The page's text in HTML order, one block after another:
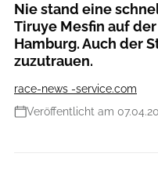
Nie stand eine
Tiruye Mesfin auf
Hamburg. Auch der
zuzutrauen.
race-news -service.com
Veröffentlicht am